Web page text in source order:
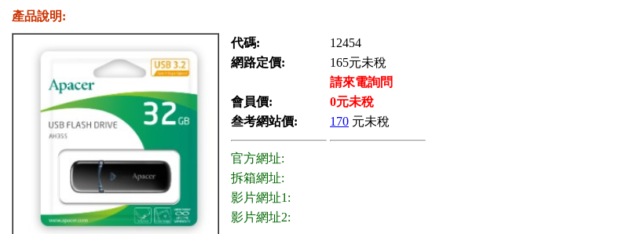
產品說明:
代碼:
12454
網路定價:
165元未稅
請來電詢問
會員價:
0元未稅
叁考網站價:
170 元未稅
官方網址:
拆箱網址:
影片網址1:
影片網址2: